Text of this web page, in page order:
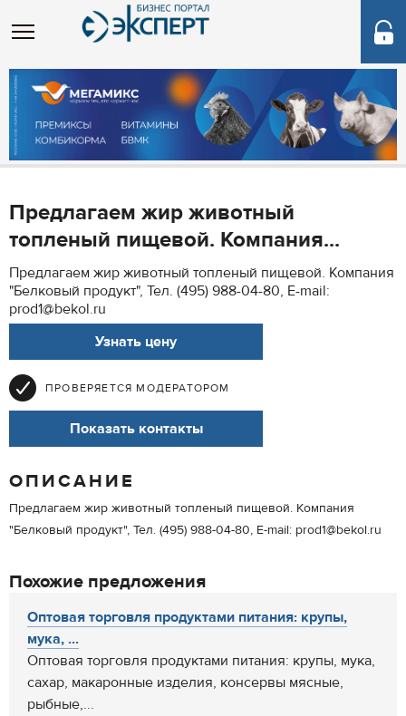
Предлагаем жир животный
топленый пищевой. Компания...
Предлагаем жир животный топленый пищевой. Компания
"Белковый продукт", Тел. (495) 988-04-80, E-mail:
prod1@bekol.ru
Узнать цену
ПРОВЕРЯЕТСЯ МОДЕРАТОРОМ
Показать контакты
ОПИСАНИЕ
Предлагаем жир животный топленый пищевой. Компания
"Белковый продукт", Тел. (495) 988-04-80, E-mail: prod1@bekol.ru
Похожие предложения
Оптовая торговля продуктами питания: крупы,
мука, ...
Оптовая торговля продуктами питания: крупы, мука,
сахар, макаронные изделия, консервы мясные,
рыбные,...